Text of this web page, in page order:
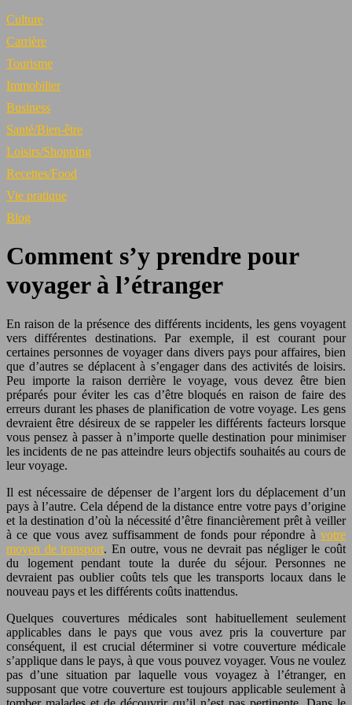
Culture
Carrière
Tourisme
Immobilier
Business
Santé/Bien-être
Loisirs/Shopping
Recettes/Food
Vie pratique
Blog
Comment s’y prendre pour
voyager à l’étranger
En raison de la présence des différents incidents, les gens voyagent
vers différentes destinations. Par exemple, il est courant pour
certaines personnes de voyager dans divers pays pour affaires, bien
que d’autres se déplacent à s’engager dans des activités de loisirs.
Peu importe la raison derrière le voyage, vous devez être bien
préparés pour éviter les cas d’être bloqués en raison de faire des
erreurs durant les phases de planification de votre voyage. Les gens
devraient être désireux de se rappeler les différents facteurs lorsque
vous pensez à passer à n’importe quelle destination pour minimiser
les incidents de ne pas atteindre leurs objectifs souhaités au cours de
leur voyage.
Il est nécessaire de dépenser de l’argent lors du déplacement d’un
pays à l’autre. Cela dépend de la distance entre votre pays d’origine
et la destination d’où la nécessité d’être financièrement prêt à veiller
à ce que vous avez suffisamment de fonds pour répondre à votre
moyen de transport. En outre, vous ne devrait pas négliger le coût
du logement pendant toute la durée du séjour. Personnes ne
devraient pas oublier coûts tels que les transports locaux dans le
nouveau pays et les différents coûts inattendus.
Quelques couvertures médicales sont habituellement seulement
applicables dans le pays que vous avez pris la couverture par
conséquent, il est crucial déterminer si votre couverture médicale
s’applique dans le pays, à que vous pouvez voyager. Vous ne voulez
pas d’une situation par laquelle vous voyagez à l’étranger, en
supposant que votre couverture est toujours applicable seulement à